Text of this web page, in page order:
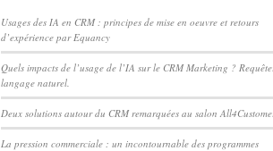
Usages des IA en CRM : principes de mise en oeuvre et retours
d’expérience par Equancy
Quels impacts de l’usage de l’IA sur le CRM Marketing ?
langage naturel.
Deux solutions autour du CRM remarquées au salon
La pression commerciale : un incontournable des programmes